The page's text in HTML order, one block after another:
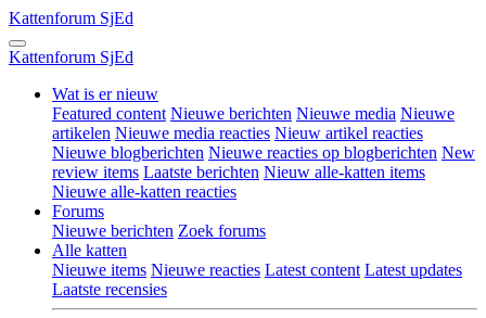
Kattenforum SjEd
Kattenforum SjEd
Wat is er nieuw
Featured content Nieuwe berichten Nieuwe media Nieuwe
artikelen Nieuwe media reacties Nieuw artikel reacties
Nieuwe blogberichten Nieuwe reacties op blogberichten New
review items Laatste berichten Nieuw alle-katten items
Nieuwe alle-katten reacties
Forums
Nieuwe berichten Zoek forums
Alle katten
Nieuwe items Nieuwe reacties Latest content Latest updates
Laatste recensies